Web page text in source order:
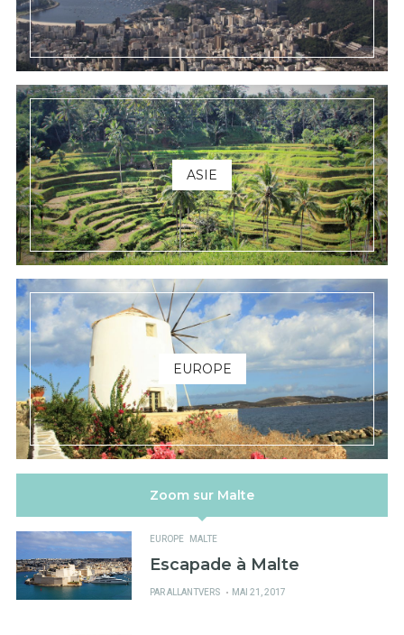
ASIE
EUROPE
Zoom sur Malte
EUROPE MALTE
Escapade à Malte
PARALLANTVERS
PUBLIÉ
MAI 21, 2017